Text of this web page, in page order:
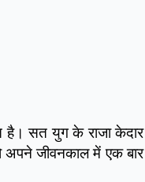
है। सत युग के राजा केदार
अपने जीवनकाल में एक बार